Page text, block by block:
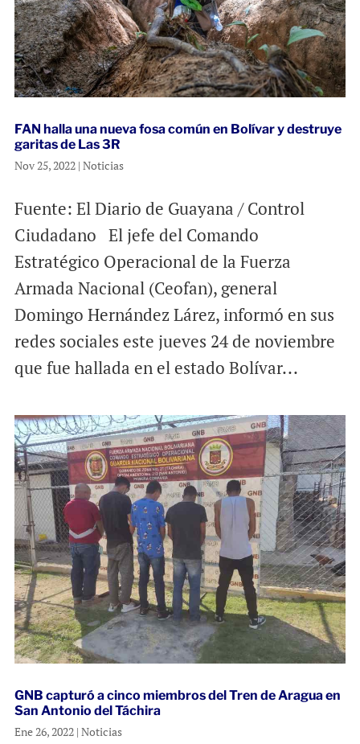
FAN halla una nueva fosa común en Bolívar y destruye
garitas de Las 3R
Nov 25, 2022| Noticias
Fuente: El Diario de Guayana / Control
Ciudadano El jefe del Comando
Estratégico Operacional de la Fuerza
Armada Nacional (Ceofan), general
Domingo Hernández Lárez, informó en sus
redes sociales este jueves 24 de noviembre
que fue hallada en el estado Bolívar...
GNB capturó a cinco miembros del Tren de Aragua en
San Antonio del Táchira
Ene 26, 2022| Noticias